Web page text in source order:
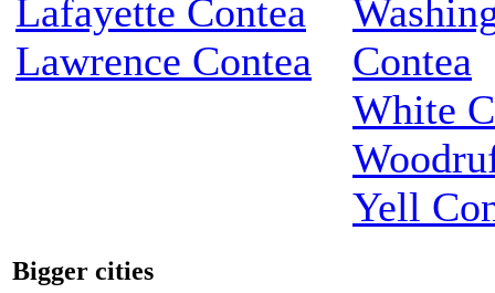
Lafayette Contea
Lawrence Contea
Contea
White
Yell
Bigger cities